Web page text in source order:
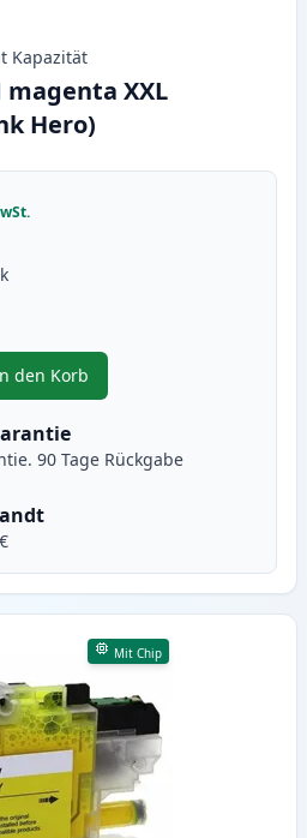
Kapazität
magenta XXL
Hero)
um anzupassen
den Korb
, Brother LC3219M magenta
90 Tage Rückgabe
Mit Chip